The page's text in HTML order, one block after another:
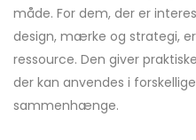
måde. For dem, der er
design, mærke og strategi,
ressource. Den giver
der kan anvendes i
sammenhænge.